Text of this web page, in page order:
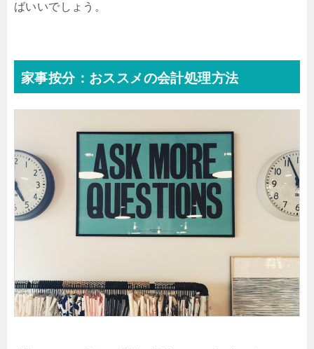
ばいいでしょう。
家事按分：おススメの会計処理方法